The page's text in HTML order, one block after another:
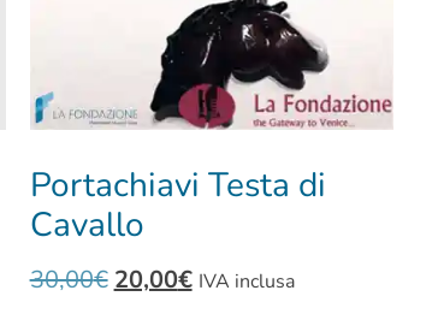
Portachiavi Testa di
Cavallo
30,00€ 20,00€ IVA inclusa